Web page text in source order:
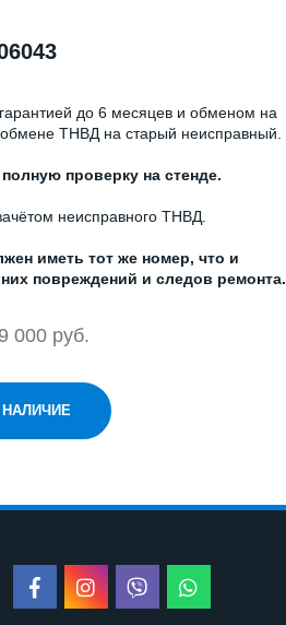
до 6 месяцев и обменом на
ТНВД на старый неисправный.
проверку на стенде.
неисправного ТНВД.
иметь тот же номер, что и
повреждений и следов ремонта.
000 руб.